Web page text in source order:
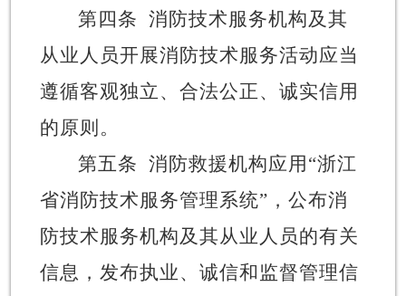
第四条 消防技术服务机构及其
从业人员开展消防技术服务活动应当
遵循客观独立、合法公正、诚实信用
的原则。
第五条 消防救援机构应用 “浙江
省消防技术服务管理系统” ，公布消
防技术服务机构及其从业人员的有关
信息，发布执业、诚信和监督管理信